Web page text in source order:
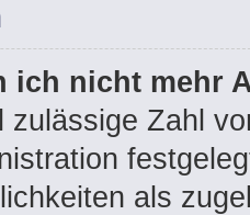
ich nicht mehr
zulässige Zahl
als